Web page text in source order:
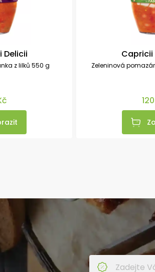
Delicii
z lilků 550 g
Capricii
Zeleninová